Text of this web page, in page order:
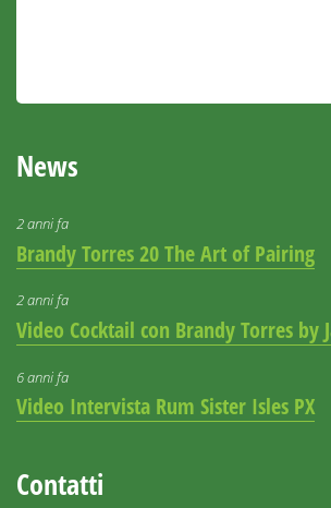
News
2 anni fa
Brandy Torres 20 The Art of Pairing
2 anni fa
Video Cocktail con Brandy Torres by
6 anni fa
Video Intervista Rum Sister Isles PX
Contatti